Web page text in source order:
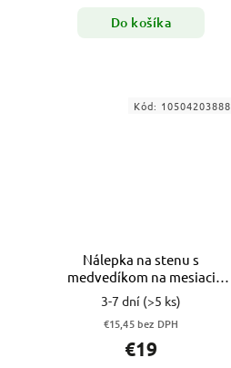
Do košíka
Nálepka na stenu s
medvedíkom na mesiaci
63x84 cm
3-7 dní (>5 ks)
€15,45 bez DPH
€19
Kód: 10504203888